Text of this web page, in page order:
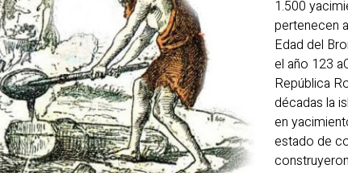
1.500
pertenecen
Edad del
el año 123
República
décadas la
en
estado de